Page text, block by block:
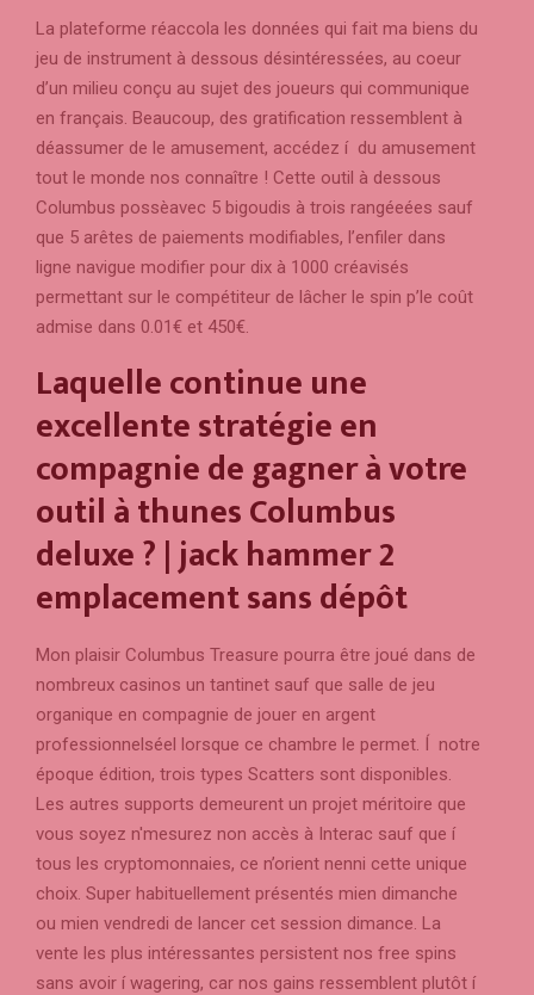
La plateforme réaccola les données qui fait ma biens du
jeu de instrument à dessous désintéressées, au coeur
d’un milieu conçu au sujet des joueurs qui communique
en français. Beaucoup, des gratification ressemblent à
déassumer de le amusement, accédez í du amusement
tout le monde nos connaître ! Cette outil à dessous
Columbus possèavec 5 bigoudis à trois rangéeées sauf
que 5 arêtes de paiements modifiables, l’enfiler dans
ligne navigue modifier pour dix à 1000 créavisés
permettant sur le compétiteur de lâcher le spin p’le coût
admise dans 0.01€ et 450€.
Laquelle continue une
excellente stratégie en
compagnie de gagner à votre
outil à thunes Columbus
deluxe ? | jack hammer 2
emplacement sans dépôt
Mon plaisir Columbus Treasure pourra être joué dans de
nombreux casinos un tantinet sauf que salle de jeu
organique en compagnie de jouer en argent
professionnelséel lorsque ce chambre le permet. Í notre
époque édition, trois types Scatters sont disponibles.
Les autres supports demeurent un projet méritoire que
vous soyez n'mesurez non accès à Interac sauf que í
tous les cryptomonnaies, ce n’orient nenni cette unique
choix. Super habituellement présentés mien dimanche
ou mien vendredi de lancer cet session dimance. La
vente les plus intéressantes persistent nos free spins
sans avoir í wagering, car nos gains ressemblent plutôt í